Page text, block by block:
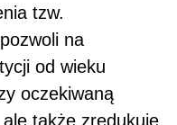
tzw.
na
od wieku
oczekiwaną
także zredukuje